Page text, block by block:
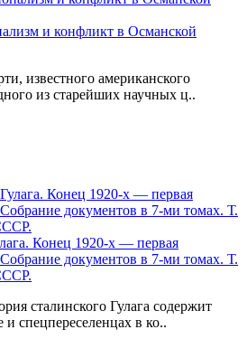
и конфликт в Османской
известного американского
из старейших научных ц..
Конец 1920-х — первая
документов в 7-ми томах. Т.
сталинского Гулага содержит
спецпереселенцах в ко..